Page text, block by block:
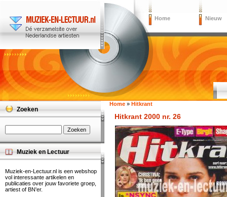
Home Nieuw
Home » Hitkrant
Hitkrant 2000 nr. 26
Zoeken
Muziek en Lectuur
Muziek-en-Lectuur.nl is een webshop
vol interessante artikelen en
publicaties over jouw favoriete groep,
artiest of BN'er.